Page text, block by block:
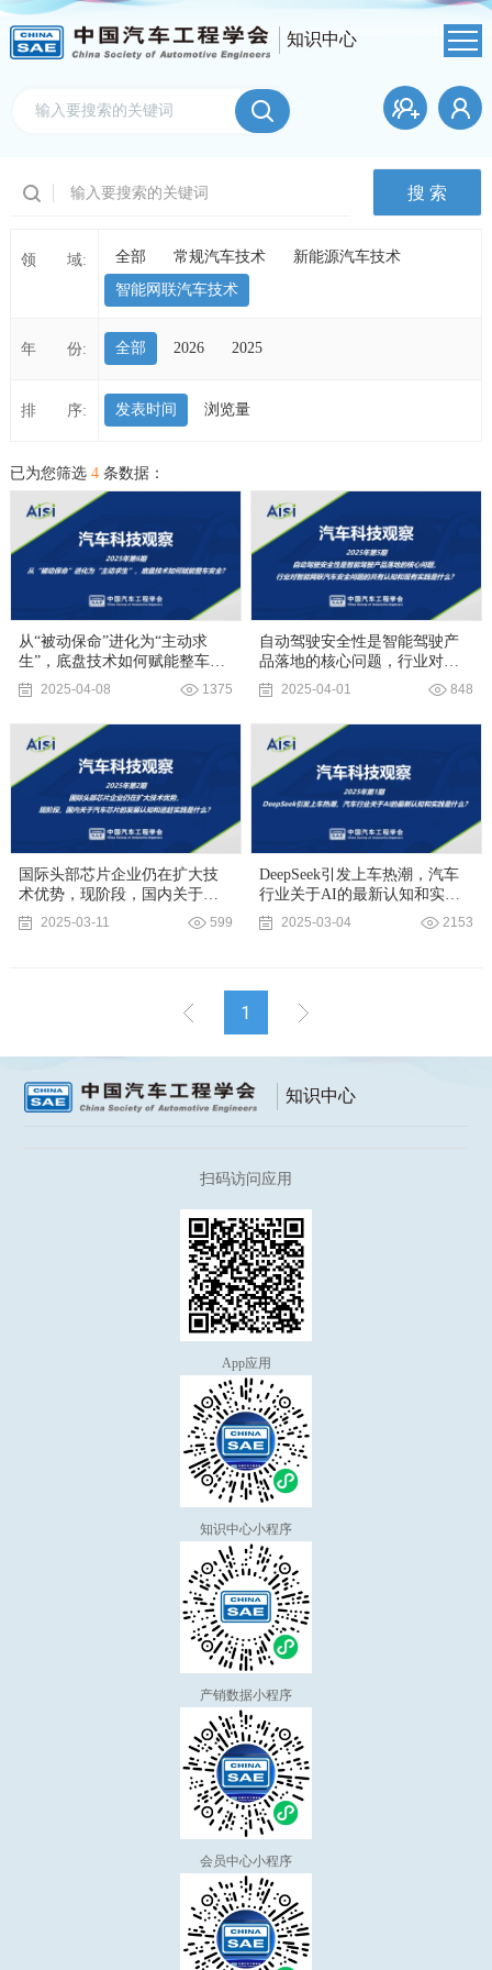
知识中心
领 域: 全部 常规汽车技术
新能源汽车技术
智能网联汽车技术
年 份: 全部 2026 2025
排 序: 发表时间 浏览量
已为您筛选 4条数据：
从“被动保命”进化为“主动求
生”，底盘技术如何赋能整车安
全?
2025-04-08 1375
自动驾驶安全性是智能驾驶产
品落地的核心问题，行业对智
能网联汽车安全问题的共有认
知和现有实践是什么？
2025-04-01 848
国际头部芯片企业仍在扩大技
术优势，现阶段，国内关于汽
车芯片的发展认知和追赶实践
是什么？
2025-03-11 599
DeepSeek引发上车热潮，汽车
行业关于AI的最新认知和实践
是什么？
2025-03-04 2153
1
知识中心
扫码访问应用
App应用
知识中心小程序
产销数据小程序
会员中心小程序